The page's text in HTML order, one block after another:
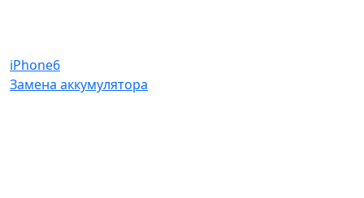
iPhone6
Замена аккумулятора